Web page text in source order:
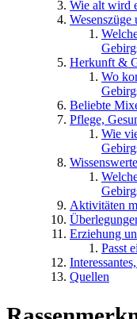
Wie alt wird
Wesenszüge
Herkunft &
Wo
Beliebte
Pflege,
Wie
Aktivitäten
Erziehung
Passt
Quellen